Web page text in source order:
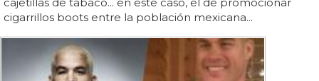
cajetillas de tabaco... en este caso, el de promocionar
cigarrillos boots entre la población mexicana...